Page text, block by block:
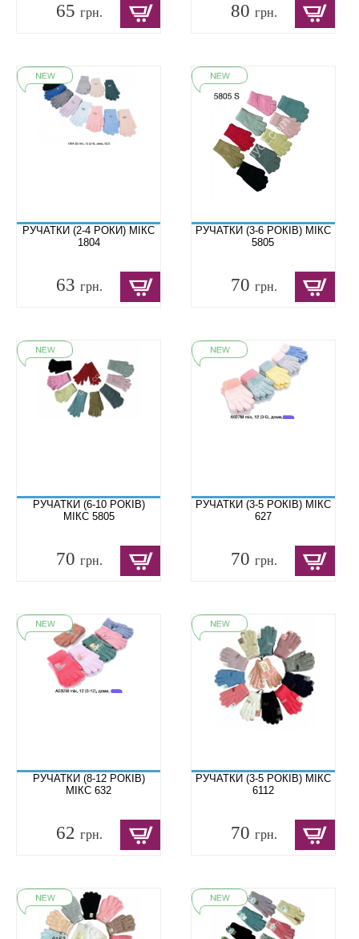
65грн. 80 грн.
РУЧАТКИ (2-4 РОКИ) МІКС
1804
63грн.
РУЧАТКИ (3-6 РОКІВ) МІКС
5805
70 грн.
РУЧАТКИ (6-10 РОКІВ)
МІКС 5805
70грн.
РУЧАТКИ (3-5 РОКІВ) МІКС
627
70 грн.
РУЧАТКИ (8-12 РОКІВ)
МІКС 632
62грн.
РУЧАТКИ (3-5 РОКІВ) МІКС
6112
70 грн.